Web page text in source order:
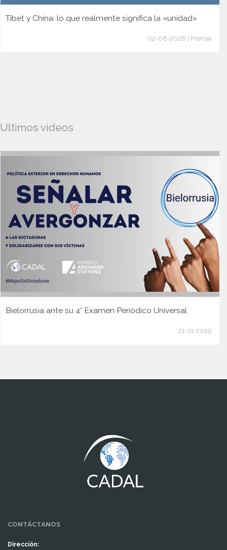
Tíbet y China: lo que realmente significa la «unidad»
02-08-2026 | Prensa
Ultimos videos
Bielorrusia ante su 4° Examen Periódico Universal
21-11-2025
CONTÁCTANOS
Dirección: